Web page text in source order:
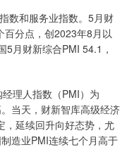
数和服务业指数。5月财
百分点，创2023年8月以
5月财新综合PMI 54.1，
理人指数（PMI）为
当天，财新智库高级经济
，延续回升向好态势，尤
造业PMI连续七个月高于